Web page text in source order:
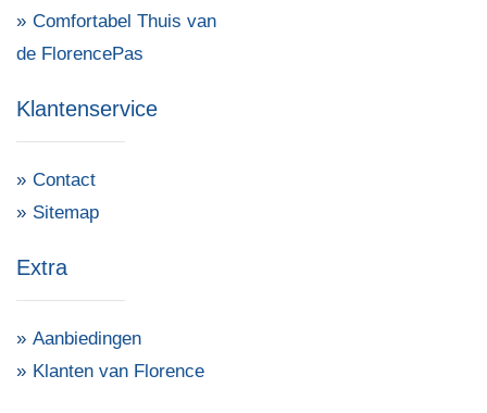
Comfortabel Thuis van
de FlorencePas
Klantenservice
Contact
Sitemap
Extra
Aanbiedingen
Klanten van Florence